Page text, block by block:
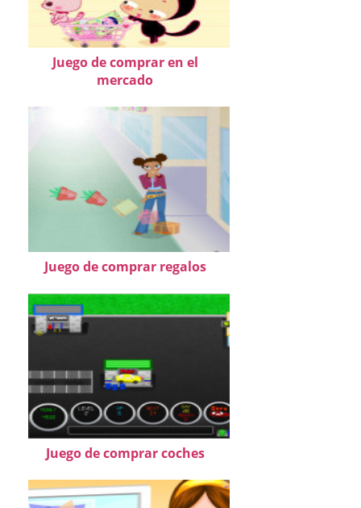
Juego de comprar en el
mercado
Juego de comprar regalos
Juego de comprar coches